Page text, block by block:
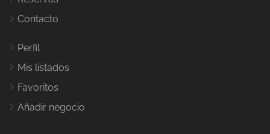
Contacto
Perfil
Mis listados
Favoritos
Añadir negocio